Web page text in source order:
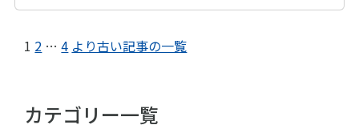
1 2 … 4 より古い記事の一覧
カテゴリー一覧